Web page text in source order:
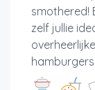
smothered!
zelf jullie
hamburgers